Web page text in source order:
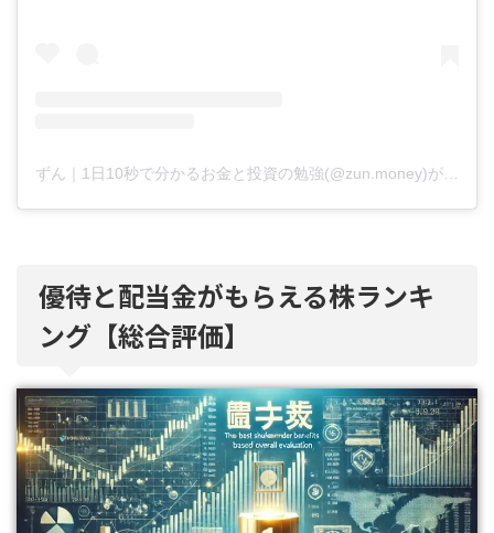
ずん｜1日10秒で分かるお金と投資の勉強(@zun.money)がシェアした投稿
優待と配当金がもらえる株ランキ
ング【総合評価】